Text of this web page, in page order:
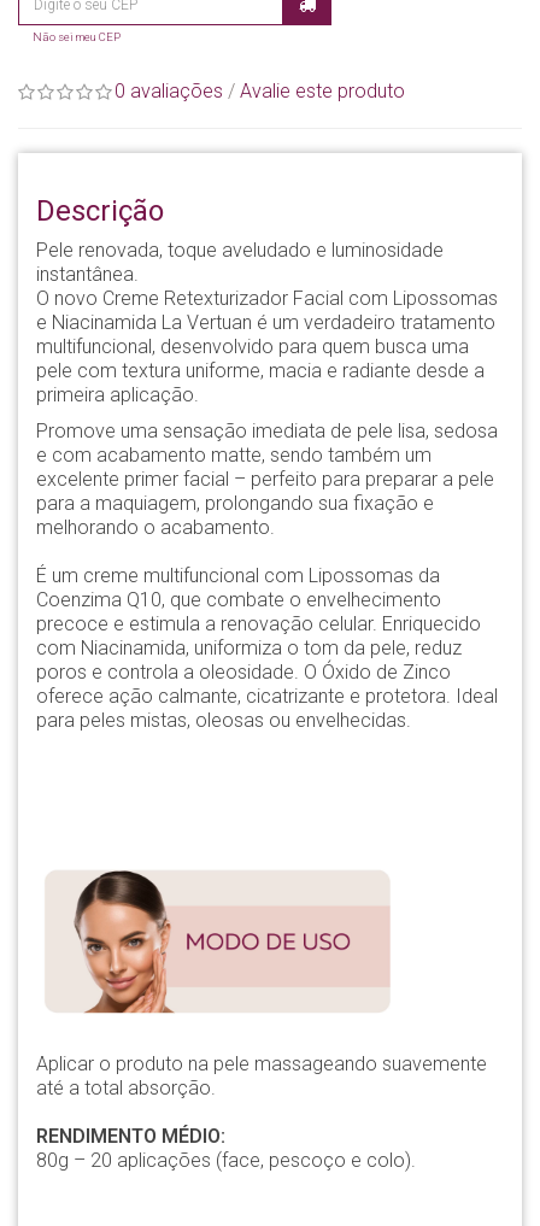
Não sei meu CEP
0 avaliações / Avalie este produto
Descrição
Pele renovada, toque aveludado e luminosidade
instantânea.
O novo Creme Retexturizador Facial com Lipossomas
e Niacinamida La Vertuan é um verdadeiro tratamento
multifuncional, desenvolvido para quem busca uma
pele com textura uniforme, macia e radiante desde a
primeira aplicação.
Promove uma sensação imediata de pele lisa, sedosa
e com acabamento matte, sendo também um
excelente primer facial – perfeito para preparar a pele
para a maquiagem, prolongando sua fixação e
melhorando o acabamento.
É um creme multifuncional com Lipossomas da
Coenzima Q10, que combate o envelhecimento
precoce e estimula a renovação celular. Enriquecido
com Niacinamida, uniformiza o tom da pele, reduz
poros e controla a oleosidade. O Óxido de Zinco
oferece ação calmante, cicatrizante e protetora. Ideal
para peles mistas, oleosas ou envelhecidas.
Aplicar o produto na pele massageando suavemente
até a total absorção.
RENDIMENTO MÉDIO:
80g – 20 aplicações (face, pescoço e colo).